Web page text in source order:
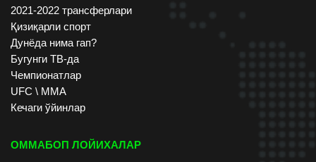
2021-2022 трансферлари
Қизиқарли спорт
Дунёда нима гап?
Бугунги ТВ-да
Чемпионатлар
UFC \ ММА
Кечаги ўйинлар
ОММАБОП ЛОЙИХАЛАР